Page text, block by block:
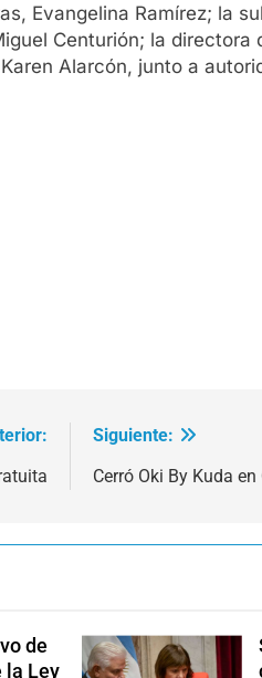
Evangelina Ramírez; la
Centurión; la
Alarcón, junto a
Siguiente:
Cerró Oki By Kuda
de
la Ley